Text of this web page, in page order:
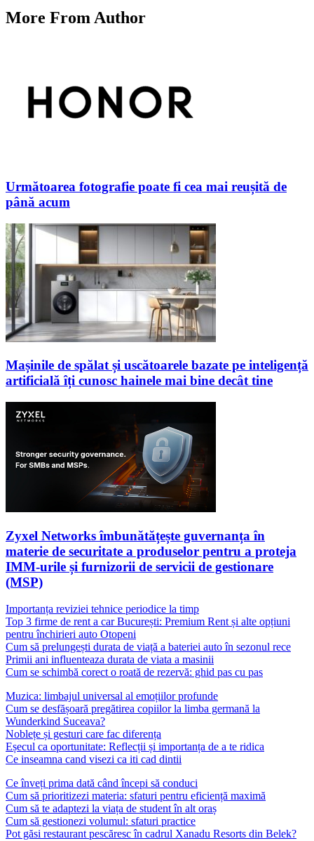
More From Author
Următoarea fotografie poate fi cea mai reușită de
până acum
Mașinile de spălat și uscătoarele bazate pe inteligență
artificială îți cunosc hainele mai bine decât tine
Zyxel Networks îmbunătățește guvernanța în
materie de securitate a produselor pentru a proteja
IMM-urile și furnizorii de servicii de gestionare
(MSP)
Importanța reviziei tehnice periodice la timp
Top 3 firme de rent a car București: Premium Rent și alte opțiuni
pentru închirieri auto Otopeni
Cum să prelungești durata de viață a bateriei auto în sezonul rece
Primii ani influenteaza durata de viata a masinii
Cum se schimbă corect o roată de rezervă: ghid pas cu pas
Muzica: limbajul universal al emoțiilor profunde
Cum se desfășoară pregătirea copiilor la limba germană la
Wunderkind Suceava?
Noblețe și gesturi care fac diferența
Eșecul ca oportunitate: Reflecții și importanța de a te ridica
Ce inseamna cand visezi ca iti cad dintii
Ce înveți prima dată când începi să conduci
Cum să prioritizezi materia: sfaturi pentru eficiență maximă
Cum să te adaptezi la viața de student în alt oraș
Cum să gestionezi volumul: sfaturi practice
Pot găsi restaurant pescăresc în cadrul Xanadu Resorts din Belek?